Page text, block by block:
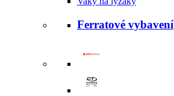
Ferratové vybavení